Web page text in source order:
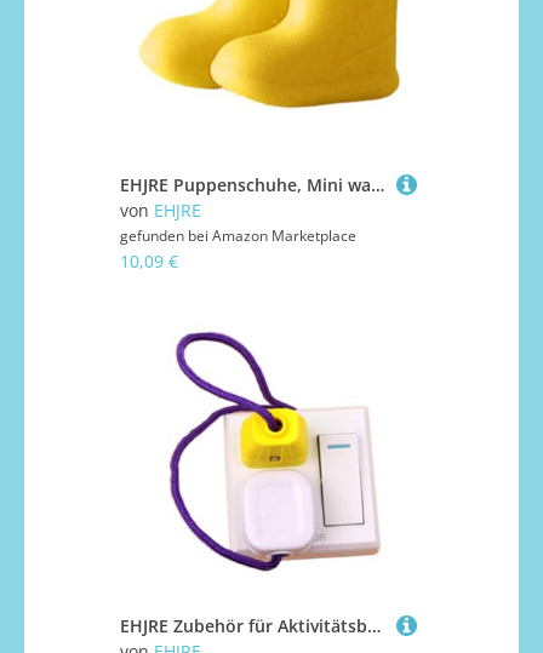
EHJRE Puppenschuhe, Mini wasserdichte Mode Ob11 Puppenschuhe für 1/12 Puppen, Foto Requisite, Stabile Puppen, Zubehör, Spielzeug, Gelb
von EHJRE
gefunden bei Amazon Marketplace
10,09 €
EHJRE Zubehör für Aktivitätsbretter, Spielzeug, Tragbares Lernspiel für Anfänger, Feinmotorik, DIY Teile, Sensorikbrett, Stecker